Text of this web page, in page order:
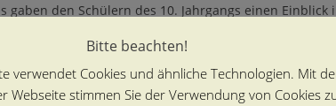
gaben den Schülern des 10. Jahrgangs einen
Untersuchungen in Form von Modulen vorgestellt,
Arbeitsweise. Auch unser Schülerlabor übernahm
Bitte beachten!
verwendet Cookies und ähnliche Technologien. Mit
Webseite stimmen Sie der Verwendung von Cookies